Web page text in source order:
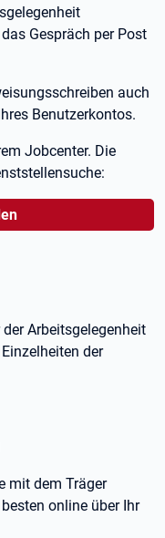
Gespräch per Post
auch
Benutzerkontos.
Jobcenter. Die
Arbeitsgelegenheit
der
mit dem Träger
online über Ihr